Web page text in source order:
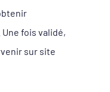
fois validé,
sur site